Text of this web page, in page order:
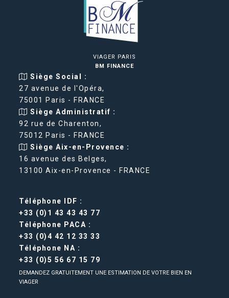
VIAGER PARIS
BM FINANCE
Siège Social :
27 avenue de l'Opéra,
75001 Paris - FRANCE
Siège Administratif :
92 rue de Charenton,
75012 Paris - FRANCE
Siège Aix-en-Provence :
16 avenue des Belges,
13100 Aix-en-Provence - FRANCE
Téléphone IDF :
+33 (0)1 43 43 43 77
Téléphone PACA :
+33 (0)4 42 12 33 33
Téléphone NA :
+33 (0)5 56 67 15 79
DEMANDEZ GRATUITEMENT UNE ESTIMATION DE VOTRE BIEN EN
VIAGER